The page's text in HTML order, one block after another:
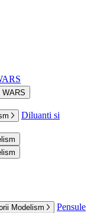
WARS
Diluanti si
Modelism
Pensule